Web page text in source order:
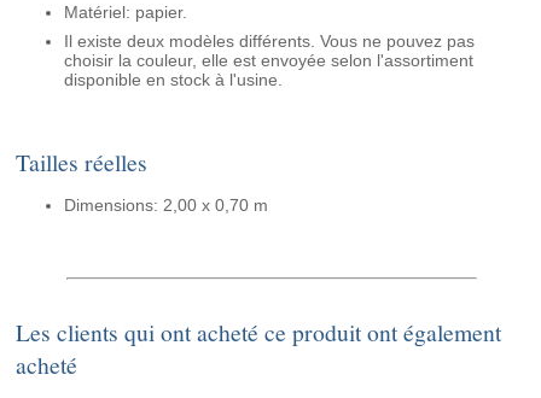
Matériel: papier.
Il existe deux modèles différents. Vous ne pouvez pas
choisir la couleur, elle est envoyée selon l'assortiment
disponible en stock à l'usine.
Tailles réelles
Dimensions: 2,00 x 0,70 m
Les clients qui ont acheté ce produit ont également
acheté